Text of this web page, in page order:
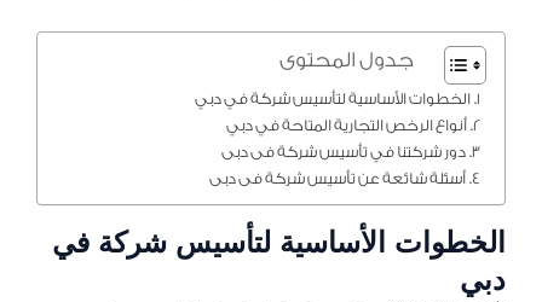
جدول المحتوى
الخطوات الأساسية لتأسيس شركة في دبي
أنواع الرخص التجارية المتاحة في دبي
دور شركتنا في تأسيس شركة فى دبى
أسئلة شائعة عن تأسيس شركة فى دبى
الخطوات الأساسية لتأسيس شركة في
دبي